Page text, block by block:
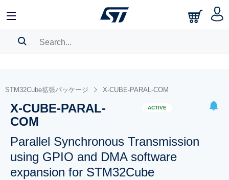
BOOKMARK
Pleaselog in to show your saved searches.
STM32Cube拡張パッケージ X-CUBE-PARAL-COM
X-CUBE-PARAL-
COM
ACTIVE
Parallel Synchronous Transmission
using GPIO and DMA software
expansion for STM32Cube